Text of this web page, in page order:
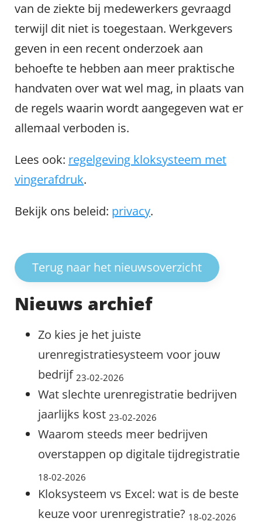
van de ziekte bij medewerkers gevraagd
terwijl dit niet is toegestaan. Werkgevers
geven in een recent onderzoek aan
behoefte te hebben aan meer praktische
handvaten over wat wel mag, in plaats van
de regels waarin wordt aangegeven wat er
allemaal verboden is.
Lees ook: regelgeving kloksysteem met
vingerafdruk.
Bekijk ons beleid: privacy.
Terug naar het nieuwsoverzicht
Nieuws archief
Zo kies je het juiste
urenregistratiesysteem voor jouw
bedrijf 23-02-2026
Wat slechte urenregistratie bedrijven
jaarlijks kost 23-02-2026
Waarom steeds meer bedrijven
overstappen op digitale tijdregistratie
18-02-2026
Kloksysteem vs Excel: wat is de beste
keuze voor urenregistratie? 18-02-2026